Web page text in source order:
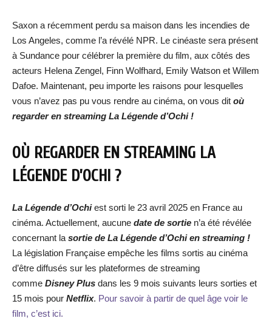
Saxon a récemment perdu sa maison dans les incendies de
Los Angeles, comme l’a révélé NPR. Le cinéaste sera présent
à Sundance pour célébrer la première du film, aux côtés des
acteurs Helena Zengel, Finn Wolfhard, Emily Watson et Willem
Dafoe. Maintenant, peu importe les raisons pour lesquelles
vous n’avez pas pu vous rendre au cinéma, on vous dit où
regarder en streaming La Légende d’Ochi !
OÙ REGARDER EN STREAMING LA
LÉGENDE D’OCHI ?
La Légende d’Ochi est sorti le 23 avril 2025 en France au
cinéma. Actuellement, aucune date de sortie n’a été révélée
concernant la sortie de La Légende d’Ochi en streaming !
La législation Française empêche les films sortis au cinéma
d’être diffusés sur les plateformes de streaming
comme Disney Plus dans les 9 mois suivants leurs sorties et
15 mois pour Netflix. Pour savoir à partir de quel âge voir le
film, c’est ici.